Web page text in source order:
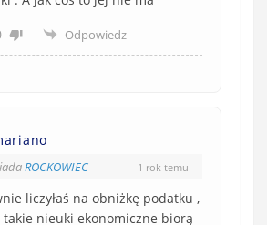
Odpowiedz
ROCKOWIEC 1 rok temu
liczyłaś na obniżkę podatku ,
takie nieuki ekonomiczne biorą